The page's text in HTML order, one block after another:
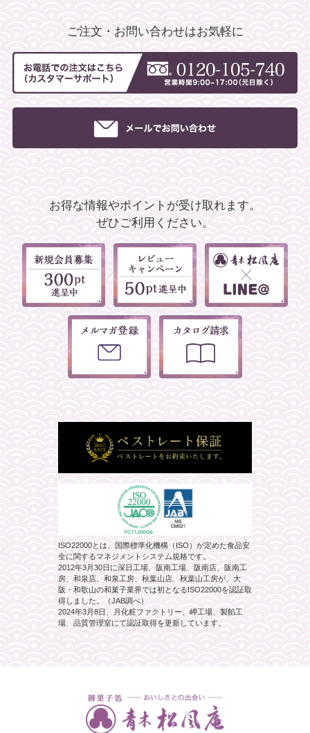
ご注文・お問い合わせはお気軽に
お得な情報やポイントが受け取れます。
ぜひご利用ください。
ISO22000とは、国際標準化機構（ISO）が定めた食品安
全に関するマネジメントシステム規格です。
2012年3月30日に深日工場、阪南工場、阪南店、阪南工
房、和泉店、和泉工房、秋葉山店、秋葉山工房が、大
阪・和歌山の和菓子業界では初となるISO22000を認証取
得しました。（JAB調べ）
2024年3月8日、月化粧ファクトリー、岬工場、製餡工
場、品質管理室にて認証取得を更新しています。